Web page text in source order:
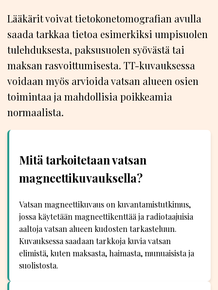
Lääkärit voivat tietokonetomografian avulla
saada tarkkaa tietoa esimerkiksi umpisuolen
tulehduksesta, paksusuolen syövästä tai
maksan rasvoittumisesta. TT-kuvauksessa
voidaan myös arvioida vatsan alueen osien
toimintaa ja mahdollisia poikkeamia
normaalista.
Mitä tarkoitetaan vatsan
magneettikuvauksella?
Vatsan magneettikuvaus on kuvantamistutkimus,
jossa käytetään magneettikenttää ja radiotaajuisia
aaltoja vatsan alueen kudosten tarkasteluun.
Kuvauksessa saadaan tarkkoja kuvia vatsan
elimistä, kuten maksasta, haimasta, munuaisista ja
suolistosta.